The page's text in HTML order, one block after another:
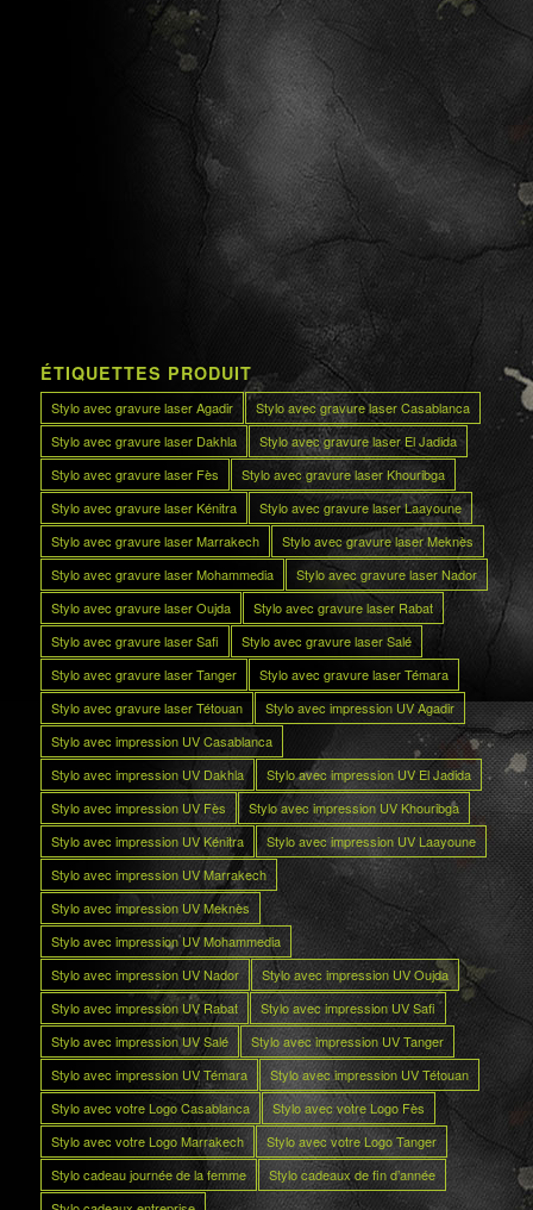
ÉTIQUETTES PRODUIT
Stylo avec gravure laser Agadir
Stylo avec gravure laser Casablanca
Stylo avec gravure laser Dakhla
Stylo avec gravure laser El Jadida
Stylo avec gravure laser Fès
Stylo avec gravure laser Khouribga
Stylo avec gravure laser Kénitra
Stylo avec gravure laser Laayoune
Stylo avec gravure laser Marrakech
Stylo avec gravure laser Meknès
Stylo avec gravure laser Mohammedia
Stylo avec gravure laser Nador
Stylo avec gravure laser Oujda
Stylo avec gravure laser Rabat
Stylo avec gravure laser Safi
Stylo avec gravure laser Salé
Stylo avec gravure laser Tanger
Stylo avec gravure laser Témara
Stylo avec gravure laser Tétouan
Stylo avec impression UV Agadir
Stylo avec impression UV Casablanca
Stylo avec impression UV Dakhla
Stylo avec impression UV El Jadida
Stylo avec impression UV Fès
Stylo avec impression UV Khouribga
Stylo avec impression UV Kénitra
Stylo avec impression UV Laayoune
Stylo avec impression UV Marrakech
Stylo avec impression UV Meknès
Stylo avec impression UV Mohammedia
Stylo avec impression UV Nador
Stylo avec impression UV Oujda
Stylo avec impression UV Rabat
Stylo avec impression UV Safi
Stylo avec impression UV Salé
Stylo avec impression UV Tanger
Stylo avec impression UV Témara
Stylo avec impression UV Tétouan
Stylo avec votre Logo Casablanca
Stylo avec votre Logo Fès
Stylo avec votre Logo Marrakech
Stylo avec votre Logo Tanger
Stylo cadeau journée de la femme
Stylo cadeaux de fin d’année